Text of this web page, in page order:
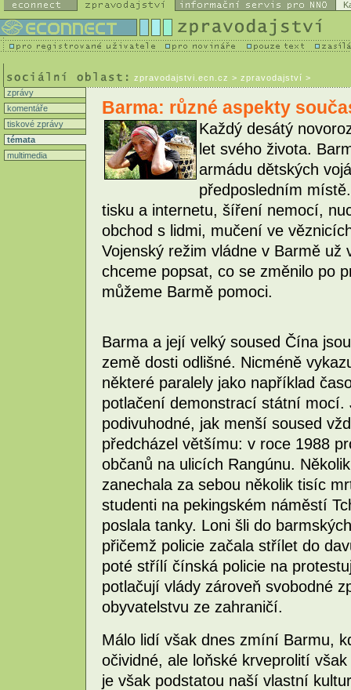
zpravodajstvi.ecn.cz > zpravodajství >
zprávy
komentáře
tiskové zprávy
témata
multimedia
Barma: různé aspekty
Každý desátý
let svého života.
armádu dětských
předposledním
tisku a internetu, šíření nemocí,
obchod s lidmi, mučení ve
Vojenský režim vládne v Barmě
chceme popsat, co se změnilo po
můžeme Barmě pomoci.
Barma a její velký soused Čína
země dosti odlišné. Nicméně
některé paralely jako například
potlačení demonstrací státní mocí.
podivuhodné, jak menší soused
předcházel většímu: v roce 1988
občanů na ulicích Rangúnu.
zanechala za sebou několik tisíc
studenti na pekingském náměstí
poslala tanky. Loni šli do
přičemž policie začala střílet do
poté střílí čínská policie na
potlačují vlády zároveň svobodné
obyvatelstvu ze zahraničí.
Málo lidí však dnes zmíní Barmu,
očividné, ale loňské krveprolití
je však podstatou naší vlastní